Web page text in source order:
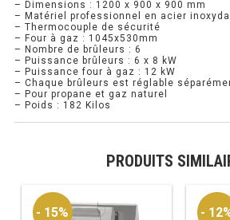
PROFONDEUR 400 INOX
ARMOIRE RÉFRIGÉRÉE
RÉFRI / CONGÉL
– Dimensions : 1200 x 900 x 900 mm
– Matériel professionnel en acier
– Thermocouple de sécurité
– Four à gaz : 1045x530mm
– Nombre de brûleurs : 6
– Puissance brûleurs : 6 x 8 kW
– Puissance four à gaz : 12 kW
– Chaque brûleurs est réglable
– Pour propane et gaz naturel
– Poids : 182 Kilos
PRODUITS
- 15% -